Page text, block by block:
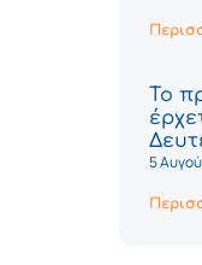
Το
5